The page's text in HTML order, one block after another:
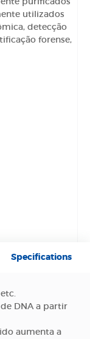
utilizados
detecção
forense,
Specifications
DNA a partir
aumenta a